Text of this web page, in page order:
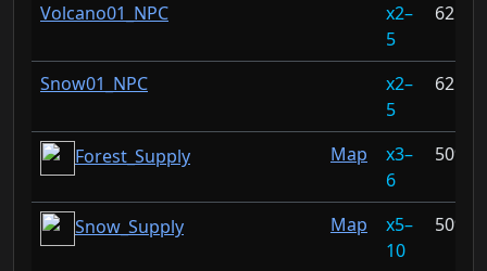
Volcano01_NPC
2–
5
62.5%
Snow01_NPC
2–
5
62.5%
Forest_Supply Map
3–
6
50%
Snow_Supply Map
5–
10
50%